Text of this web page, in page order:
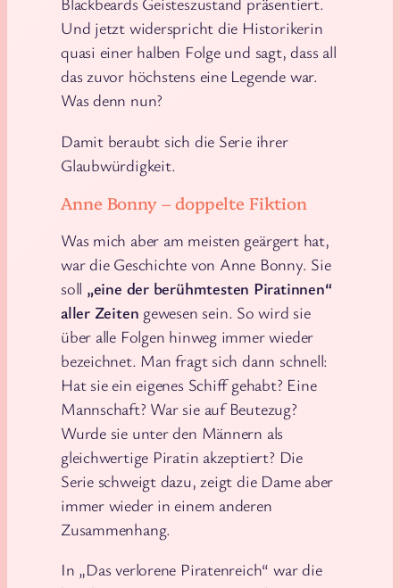
Und jetzt widerspricht die Historikerin
quasi einer halben Folge und sagt, dass all
das zuvor höchstens eine Legende war.
Was denn nun?
Damit beraubt sich die Serie ihrer
Glaubwürdigkeit.
Anne Bonny – doppelte Fiktion
Was mich aber am meisten geärgert hat,
war die Geschichte von Anne Bonny. Sie
soll „eine der berühmtesten Piratinnen“
aller Zeiten gewesen sein. So wird sie
über alle Folgen hinweg immer wieder
bezeichnet. Man fragt sich dann schnell:
Hat sie ein eigenes Schiff gehabt? Eine
Mannschaft? War sie auf Beutezug?
Wurde sie unter den Männern als
gleichwertige Piratin akzeptiert? Die
Serie schweigt dazu, zeigt die Dame aber
immer wieder in einem anderen
Zusammenhang.
In „Das verlorene Piratenreich“ war die